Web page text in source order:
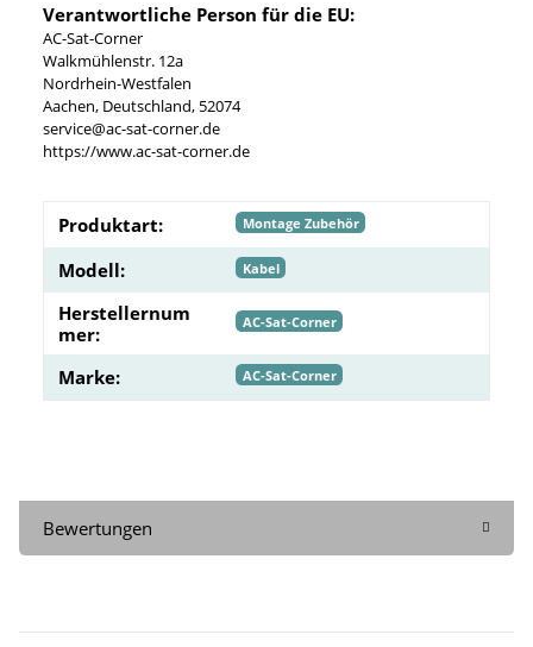
Verantwortliche Person für die EU:
AC-Sat-Corner
Walkmühlenstr. 12a
Nordrhein-Westfalen
Aachen, Deutschland, 52074
service@ac-sat-corner.de
https://www.ac-sat-corner.de
Produktart: Montage Zubehör
Modell: Kabel
Herstellernum
mer:
AC-Sat-Corner
Marke: AC-Sat-Corner
Bewertungen